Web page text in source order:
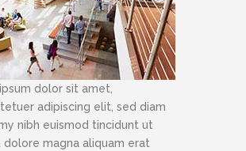
dolor sit amet,
adipiscing elit, sed diam
nibh euismod tincidunt ut
magna aliquam erat